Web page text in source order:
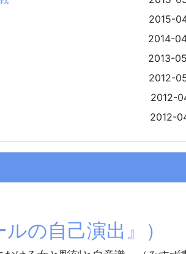
2015-
2014-
2013-
2012-
2012-
2012-
の自己演出』）